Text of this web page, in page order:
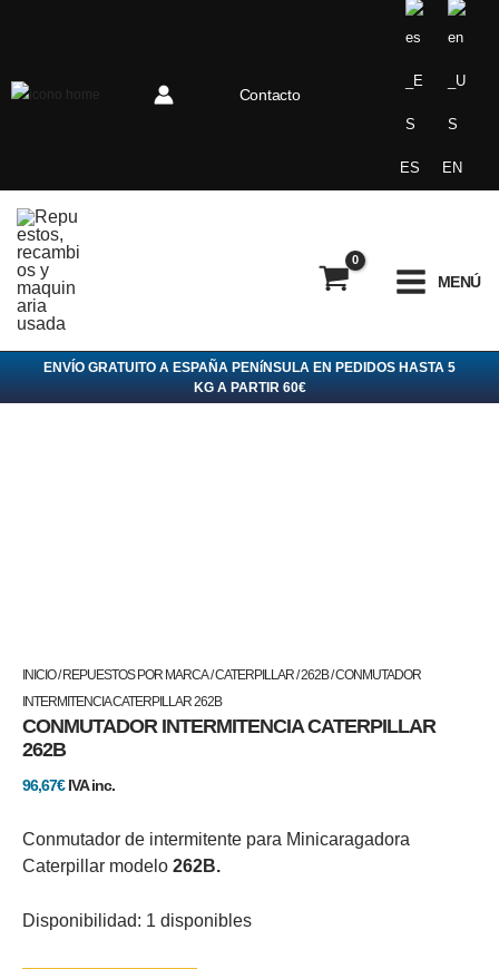
Contacto
ES EN
MENÚ
ENVÍO GRATUITO A ESPAÑA PENíNSULA EN PEDIDOS HASTA 5
KG A PARTIR 60€
INICIO/REPUESTOS POR MARCA/CATERPILLAR/262B/ CONMUTADOR
INTERMITENCIA CATERPILLAR 262B
CONMUTADOR INTERMITENCIA CATERPILLAR
262B
96,67€ IVA inc.
Conmutador de intermitente para Minicaragadora
Caterpillar modelo 262B.
Disponibilidad: 1 disponibles
CONMUTADOR
INTERMITENCIA
CATERPILLAR
262B
cantidad